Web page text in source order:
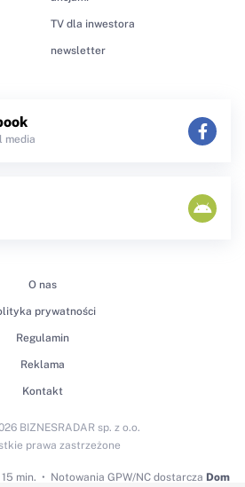
TV dla inwestora
newsletter
media
O nas
prywatności
Regulamin
Reklama
Kontakt
min. Notowania GPW/NC dostarcza Dom
BIZNESRADAR sp. z o.o.
prawa zastrzeżone